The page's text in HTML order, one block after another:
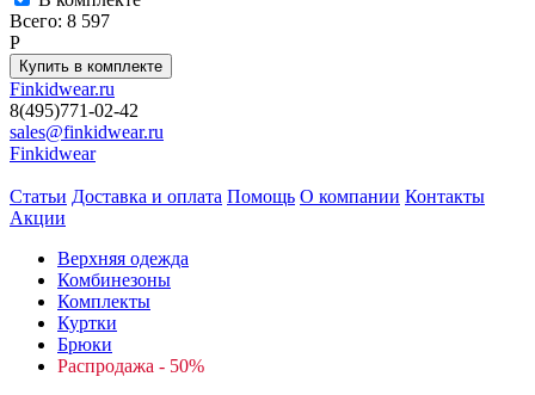
Всего: 8 597
P
Finkidwear.ru
8(495)771-02-42
sales@finkidwear.ru
Finkidwear
Статьи Доставка и оплата Помощь О компании Контакты
Акции
Верхняя одежда
Комбинезоны
Комплекты
Куртки
Брюки
Распродажа - 50%